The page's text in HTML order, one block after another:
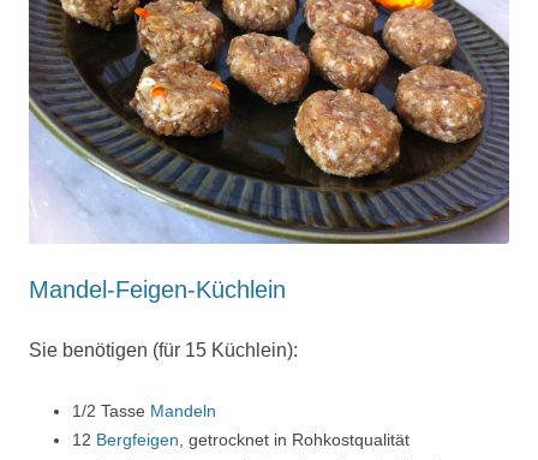
Mandel-Feigen-Küchlein
Sie benötigen (für 15 Küchlein):
1/2 Tasse Mandeln
12 Bergfeigen , getrocknet in Rohkostqualität